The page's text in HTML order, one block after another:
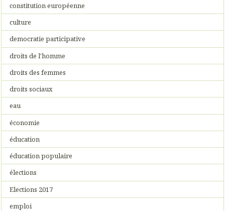
constitution européenne
culture
democratie participative
droits de l'homme
droits des femmes
droits sociaux
eau
économie
éducation
éducation populaire
élections
Elections 2017
emploi